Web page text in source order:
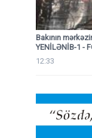
Bakının
YENİLƏNİB-1 -
12:33